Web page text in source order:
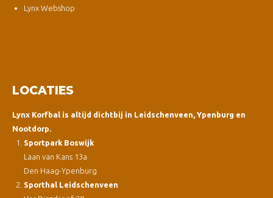
Lynx Webshop
LOCATIES
Lynx Korfbal is altijd dichtbij in Leidschenveen, Ypenburg en
Nootdorp.
Sportpark Boswijk
Laan van Kans 13a
Den Haag-Ypenburg
Sporthal Leidschenveen